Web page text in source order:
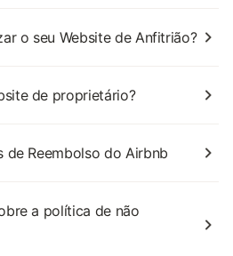
o seu Website de Anfitrião?
de proprietário?
de Reembolso do Airbnb
a política de não